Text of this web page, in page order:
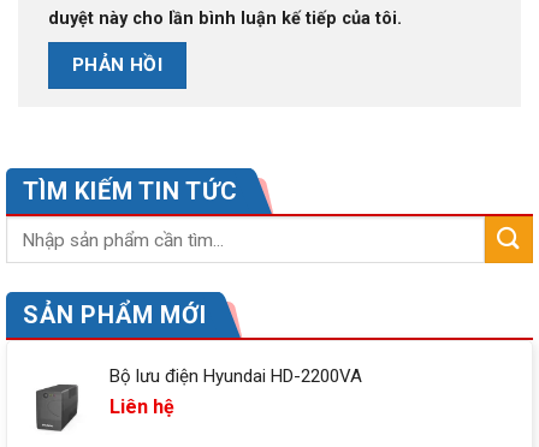
duyệt này cho lần bình luận kế tiếp của tôi.
TÌM KIẾM TIN TỨC
SẢN PHẨM MỚI
Bộ lưu điện Hyundai HD-2200VA
Liên hệ